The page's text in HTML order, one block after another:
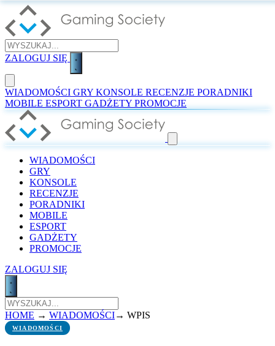
ZALOGUJ SIĘ
WIADOMOŚCI GRY KONSOLE RECENZJE PORADNIKI
MOBILE ESPORT GADŻETY PROMOCJE
WIADOMOŚCI
GRY
KONSOLE
RECENZJE
PORADNIKI
MOBILE
ESPORT
GADŻETY
PROMOCJE
ZALOGUJ SIĘ
HOME → WIADOMOŚCI→ WPIS
WIADOMOŚCI